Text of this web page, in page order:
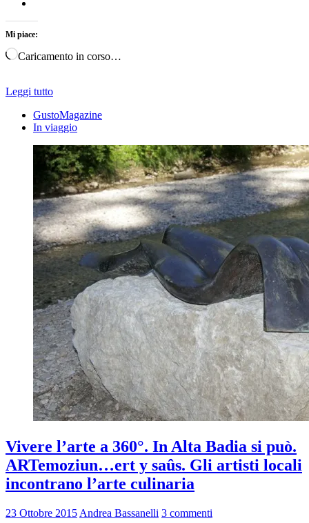
Mi piace:
Caricamento in corso…
Leggi tutto
GustoMagazine
In viaggio
Vivere l’arte a 360°. In Alta Badia si può.
ARTemoziun…ert y saûs. Gli artisti locali
incontrano l’arte culinaria
23 Ottobre 2015 Andrea Bassanelli 3 commenti